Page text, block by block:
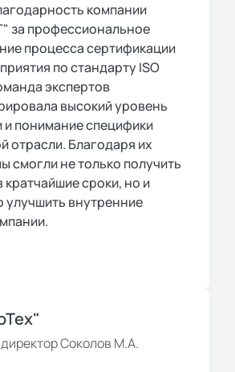
компании
за профессиональное
процесса сертификации
по стандарту ISO
экспертов
высокий уровень
и понимание специфики
отрасли. Благодаря их
смогли не только получить
кратчайшие сроки, но и
улучшить внутренние
Соколов М.А.